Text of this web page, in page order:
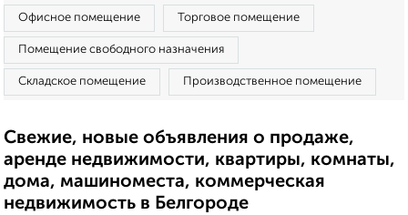
Офисное помещение Торговое помещение
Помещение свободного назначения
Складское помещение Производственное помещение
Свежие, новые объявления о продаже,
аренде недвижимости, квартиры, комнаты,
дома, машиноместа, коммерческая
недвижимость в Белгороде